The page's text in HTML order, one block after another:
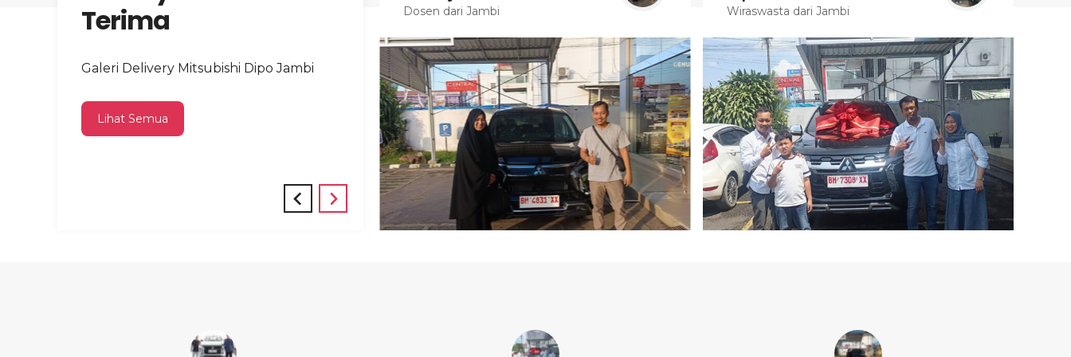
Terima
Galeri Delivery Mitsubishi Dipo Jambi
Lihat Semua
Kepala Sekolah dari Jambi Dosen dari Jambi Wiraswasta dari Jambi